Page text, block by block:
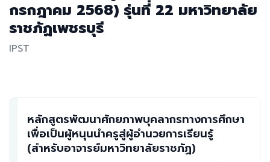
กรกฎาคม 2568) รุ่นที่ 22 มหาวิทยาลัย
ราชภัฏเพชรบุรี
IPST
หลักสูตรพัฒนาศักยภาพบุคลากรทางการศึกษา
เพื่อเป็นผู้หนุนนำครูสู่ผู้อำนวยการเรียนรู้
(สำหรับอาจารย์มหาวิทยาลัยราชภัฏ)